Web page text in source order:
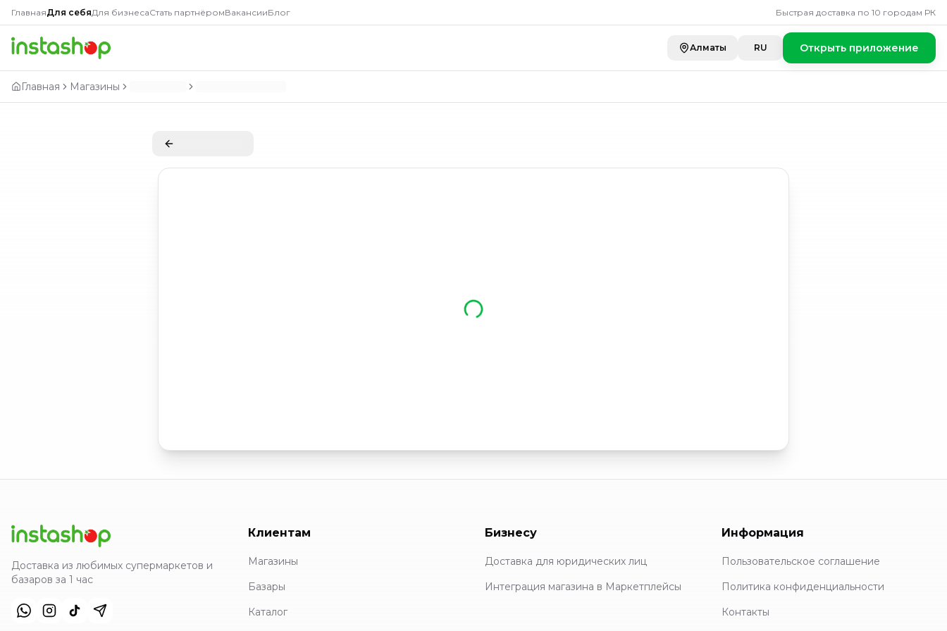
ГлавнаяДля себяДля бизнесаСтать партнёромВакансииБлог Быстрая доставка по 10 городам РК
Алматы RU Открыть приложение
Главная Магазины
Доставка из любимых супермаркетов и
базаров за 1 час
Клиентам
Магазины
Базары
Каталог
Бизнесу
Доставка для юридических лиц
Интеграция магазина в Маркетплейсы
Информация
Пользовательское соглашение
Политика конфиденциальности
Контакты